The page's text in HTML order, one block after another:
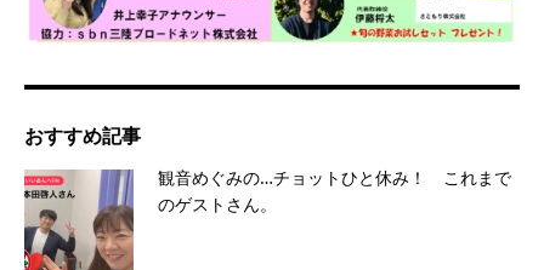
おすすめ記事
観音めぐみの…チョットひと休み！ これまで
のゲストさん。